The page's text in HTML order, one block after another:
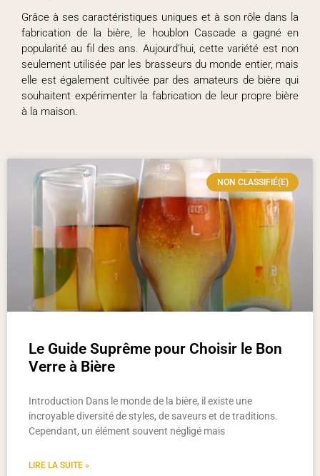
Grâce à ses caractéristiques uniques et à son rôle dans la
fabrication de la bière, le houblon Cascade a gagné en
popularité au fil des ans. Aujourd’hui, cette variété est non
seulement utilisée par les brasseurs du monde entier, mais
elle est également cultivée par des amateurs de bière qui
souhaitent expérimenter la fabrication de leur propre bière
à la maison.
NON CLASSIFIÉ(E)
Le Guide Suprême pour Choisir le Bon
Verre à Bière
Introduction Dans le monde de la bière, il existe une
incroyable diversité de styles, de saveurs et de traditions.
Cependant, un élément souvent négligé mais
LIRE LA SUITE »